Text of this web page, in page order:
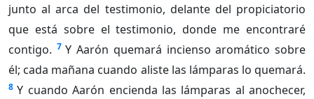
junto al arca del testimonio, delante del propiciatorio
que está sobre el testimonio, donde me encontraré
contigo. 7 Y Aarón quemará incienso aromático sobre
él; cada mañana cuando aliste las lámparas lo quemará.
8 Y cuando Aarón encienda las lámparas al anochecer,